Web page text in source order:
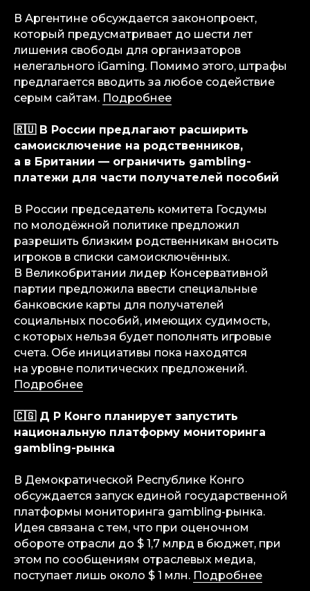
В Аргентине обсуждается законопроект,
который предусматривает до шести лет
лишения свободы для организаторов
нелегального iGaming. Помимо этого, штрафы
предлагается вводить за любое содействие
серым сайтам. Подробнее
🇷🇺 В России предлагают расширить
самоисключение на родственников,
а в Британии — ограничить gambling-
платежи для части получателей пособий
В России председатель комитета Госдумы
по молодёжной политике предложил
разрешить близким родственникам вносить
игроков в списки самоисключённых.
В Великобритании лидер Консервативной
партии предложила ввести специальные
банковские карты для получателей
социальных пособий, имеющих судимость,
с которых нельзя будет пополнять игровые
счета. Обе инициативы пока находятся
на уровне политических предложений.
Подробнее
🇨🇬 Д Р Конго планирует запустить
национальную платформу мониторинга
gambling-рынка
В Демократической Республике Конго
обсуждается запуск единой государственной
платформы мониторинга gambling-рынка.
Идея связана с тем, что при оценочном
обороте отрасли до $ 1,7 млрд в бюджет, при
этом по сообщениям отраслевых медиа,
поступает лишь около $ 1 млн. Подробнее
info@igaming-solutions.io
iGS — ваш ориентир в индустрии
гемблинга и беттинга. Мы можем быть
полезны на всех уровнях — от новостей
и обзоров до аналитических разборов
и консалтинговой поддержки.
Аналитика
Медиа
Консалтинговые услуги